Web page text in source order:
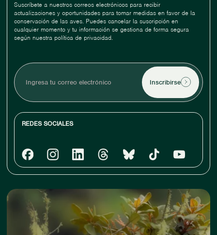
Suscríbete a nuestros correos electrónicos para recibir
actualizaciones y oportunidades para tomar medidas en favor de la
conservación de las aves. Puedes cancelar la suscripción en
cualquier momento y tu información se gestiona de forma segura
según nuestra política de privacidad.
tu
correo
electrónico
REDES SOCIALES